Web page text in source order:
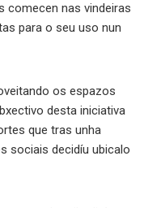
comecen nas vindeiras
para o seu uso nun
os espazos
desta iniciativa
que tras unha
sociais decidíu ubicalo